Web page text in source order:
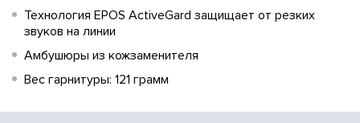
Технология EPOS ActiveGard защищает от резких
звуков на линии
Амбушюры из кожзаменителя
Вес гарнитуры: 121 грамм